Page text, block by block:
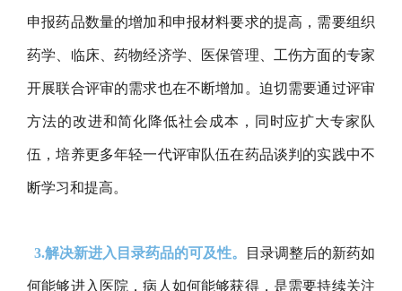
申报药品数量的增加和申报材料要求的提高，需要组织
药学、临床、药物经济学、医保管理、工伤方面的专家
开展联合评审的需求也在不断增加。迫切需要通过评审
方法的改进和简化降低社会成本，同时应扩大专家队
伍，培养更多年轻一代评审队伍在药品谈判的实践中不
断学习和提高。
3.解决新进入目录药品的可及性。 目录调整后的新药如
何能够进入医院，病人如何能够获得，是需要持续关注